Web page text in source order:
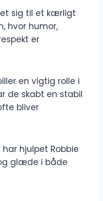
sig til et kærligt
hvor humor,
er
en vigtig rolle i
de skabt en stabil
bliver
hjulpet Robbie
glæde i både